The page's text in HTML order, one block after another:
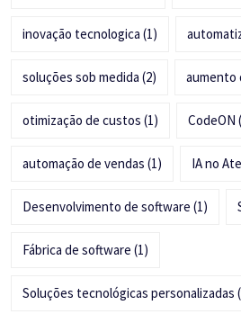
inovação tecnologica (1)
soluções sob medida (2) aumento
otimização de custos (1) CodeON
automação de vendas (1) IA no
Desenvolvimento de software (1)
Fábrica de software (1)
Soluções tecnológicas personalizadas